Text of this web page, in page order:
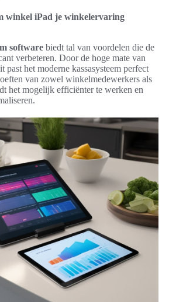
winkel iPad je winkelervaring
software biedt tal van voordelen die de
verbeteren. Door de hoge mate van
het moderne kassasysteem perfect
van zowel winkelmedewerkers als
het mogelijk efficiënter te werken en